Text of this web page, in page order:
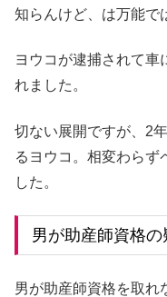
知らんけど、は万能で
ヨウコが逮捕されて車
れました。
切ない展開ですが、2
るヨウコ。相変わらず
した。
男が助産師資格の
男が助産師資格を取れ